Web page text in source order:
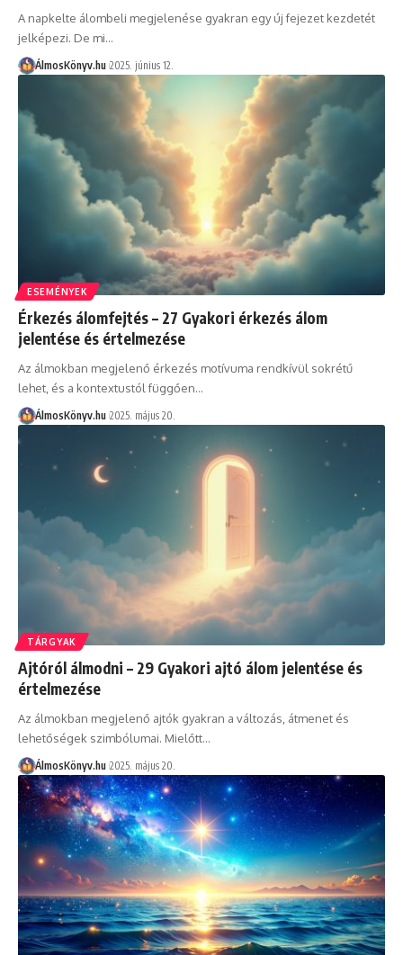
A napkelte álombeli megjelenése gyakran egy új fejezet kezdetét
jelképezi. De mi…
ÁlmosKönyv.hu 2025. június 12.
ESEMÉNYEK
Érkezés álomfejtés – 27 Gyakori érkezés álom
jelentése és értelmezése
Az álmokban megjelenő érkezés motívuma rendkívül sokrétű
lehet, és a kontextustól függően…
ÁlmosKönyv.hu 2025. május 20.
TÁRGYAK
Ajtóról álmodni – 29 Gyakori ajtó álom jelentése és
értelmezése
Az álmokban megjelenő ajtók gyakran a változás, átmenet és
lehetőségek szimbólumai. Mielőtt…
ÁlmosKönyv.hu 2025. május 20.